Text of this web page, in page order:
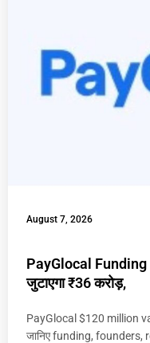
August 7, 2026
PayGlocal
जुटाएगा ₹36 करोड़,
PayGlocal $120 million
जानिए funding, founders,